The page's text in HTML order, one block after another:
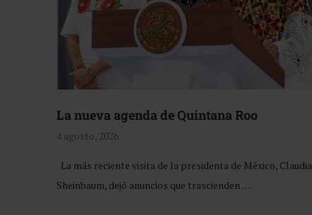
La nueva agenda de Quintana Roo
4 agosto, 2026
La más reciente visita de la presidenta de México, Claudia
Sheinbaum, dejó anuncios que trascienden …